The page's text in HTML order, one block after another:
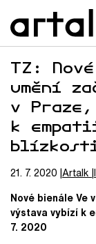
TZ:
umění
v
k
21. 7. 2020 Artalk
Nové bienále Ve
výstava vybízí k
7. 2020